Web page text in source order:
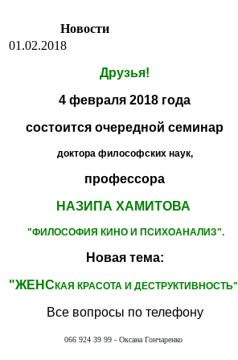
Новости
01.02.2018
Друзья!
4 февраля 2018 года
состоится очередной семинар
доктора философских наук,
профессора
НАЗИПА ХАМИТОВА
"ФИЛОСОФИЯ КИНО И ПСИХОАНАЛИЗ".
Новая тема:
"ЖЕНС КАЯ КРАСОТА И ДЕСТРУКТИВНОСТЬ"
Все вопросы по телефону
066 924 39 99 - Оксана Гончаренко